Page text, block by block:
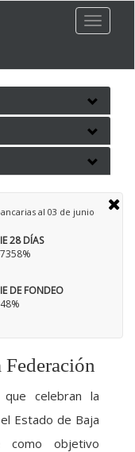
Toggle
al 03 de junio
28 DÍAS
DE FONDEO
que celebran la
Estado de Baja
como objetivo